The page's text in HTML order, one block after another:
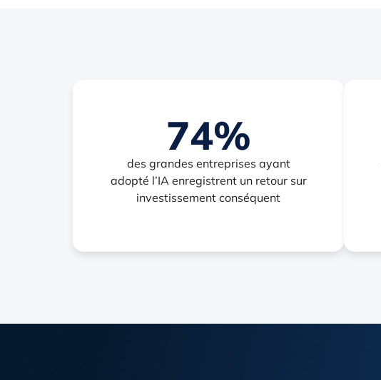
74%
des grandes entreprises ayant
adopté l’IA enregistrent un retour sur
investissement conséquent